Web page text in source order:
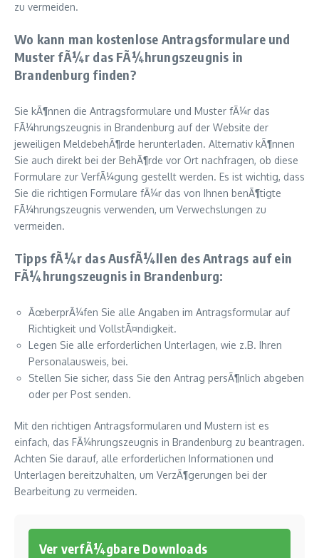
zu vermeiden.
Wo kann man kostenlose Antragsformulare und
Muster fÃ¼r das FÃ¼hrungszeugnis in
Brandenburg finden?
Sie kÃ¶nnen die Antragsformulare und Muster fÃ¼r das
FÃ¼hrungszeugnis in Brandenburg auf der Website der
jeweiligen MeldebehÃ¶rde herunterladen. Alternativ kÃ¶nnen
Sie auch direkt bei der BehÃ¶rde vor Ort nachfragen, ob diese
Formulare zur VerfÃ¼gung gestellt werden. Es ist wichtig, dass
Sie die richtigen Formulare fÃ¼r das von Ihnen benÃ¶tigte
FÃ¼hrungszeugnis verwenden, um Verwechslungen zu
vermeiden.
Tipps fÃ¼r das AusfÃ¼llen des Antrags auf ein
FÃ¼hrungszeugnis in Brandenburg:
ÃœberprÃ¼fen Sie alle Angaben im Antragsformular auf
Richtigkeit und VollstÃ¤ndigkeit.
Legen Sie alle erforderlichen Unterlagen, wie z.B. Ihren
Personalausweis, bei.
Stellen Sie sicher, dass Sie den Antrag persÃ¶nlich abgeben
oder per Post senden.
Mit den richtigen Antragsformularen und Mustern ist es
einfach, das FÃ¼hrungszeugnis in Brandenburg zu beantragen.
Achten Sie darauf, alle erforderlichen Informationen und
Unterlagen bereitzuhalten, um VerzÃ¶gerungen bei der
Bearbeitung zu vermeiden.
Ver verfÃ¼gbare Downloads